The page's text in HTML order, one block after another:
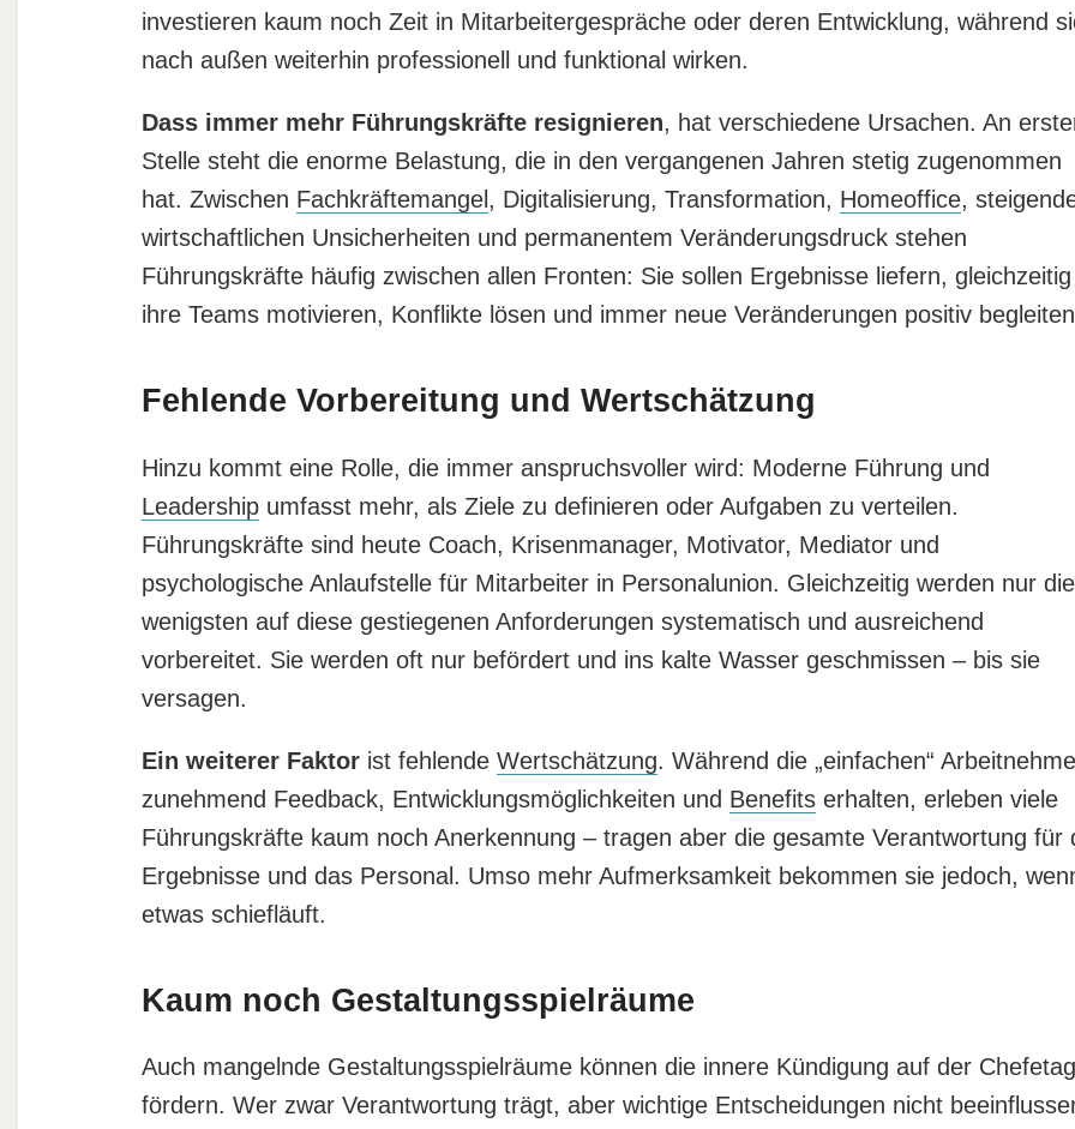
investieren kaum noch Zeit in Mitarbeitergespräche oder deren Entwicklung, während
nach außen weiterhin professionell und funktional wirken.
Dass immer mehr Führungskräfte resignieren, hat verschiedene Ursachen. An
Stelle steht die enorme Belastung, die in den vergangenen Jahren stetig zugenommen
hat. Zwischen Fachkräftemangel , Digitalisierung, Transformation, Homeoffice,
wirtschaftlichen Unsicherheiten und permanentem Veränderungsdruck stehen
Führungskräfte häufig zwischen allen Fronten: Sie sollen Ergebnisse liefern, gleichzeitig
ihre Teams motivieren, Konflikte lösen und immer neue Veränderungen positiv
Fehlende Vorbereitung und Wertschätzung
Hinzu kommt eine Rolle, die immer anspruchsvoller wird: Moderne Führung und
Leadershipumfasst mehr, als Ziele zu definieren oder Aufgaben zu verteilen.
Führungskräfte sind heute Coach, Krisenmanager, Motivator, Mediator und
psychologische Anlaufstelle für Mitarbeiter in Personalunion. Gleichzeitig werden nur die
wenigsten auf diese gestiegenen Anforderungen systematisch und ausreichend
vorbereitet. Sie werden oft nur befördert und ins kalte Wasser geschmissen – bis sie
versagen.
Ein weiterer Faktorist fehlende Wertschätzung. Während die „einfachen“
zunehmend Feedback, Entwicklungsmöglichkeiten und Benefitserhalten, erleben viele
Führungskräfte kaum noch Anerkennung – tragen aber die gesamte Verantwortung für
Ergebnisse und das Personal. Umso mehr Aufmerksamkeit bekommen sie jedoch,
etwas schiefläuft.
Kaum noch Gestaltungsspielräume
Auch mangelnde Gestaltungsspielräume können die innere Kündigung auf der
fördern. Wer zwar Verantwortung trägt, aber wichtige Entscheidungen nicht